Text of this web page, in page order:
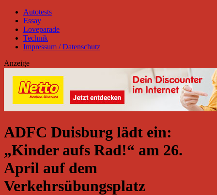
Autotests
Essay
Loveparade
Technik
Impressum / Datenschutz
Anzeige
ADFC Duisburg lädt ein:
„Kinder aufs Rad!“ am 26.
April auf dem
Verkehrsübungsplatz